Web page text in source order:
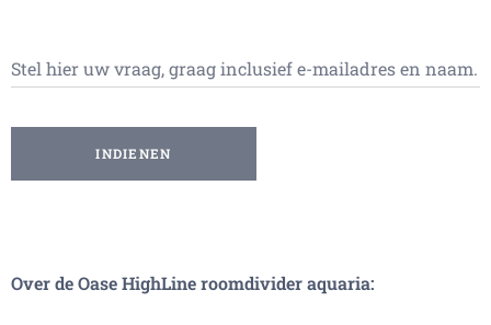
Stel hier uw vraag, graag inclusief e-mailadres en naam.
INDIENEN
Over de OaseHighLineroomdivider aquaria: